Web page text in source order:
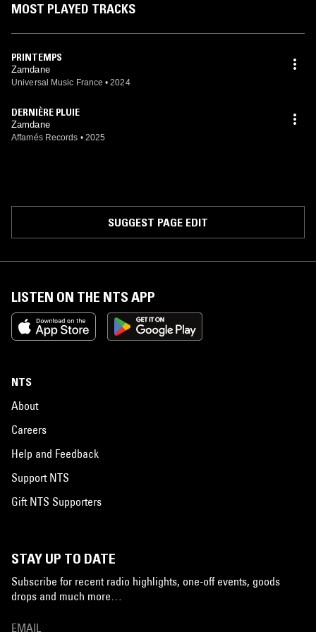
MOST PLAYED TRACKS
PRINTEMPS
Zamdane
Universal Music France • 2024
DERNIÈRE PLUIE
Zamdane
Affamés Records • 2025
SUGGEST PAGE EDIT
LISTEN ON THE NTS APP
NTS
About
Careers
Help and Feedback
Support NTS
Gift NTS Supporters
STAY UP TO DATE
Subscribe for recent radio highlights, one-off events, goods
drops and much more…